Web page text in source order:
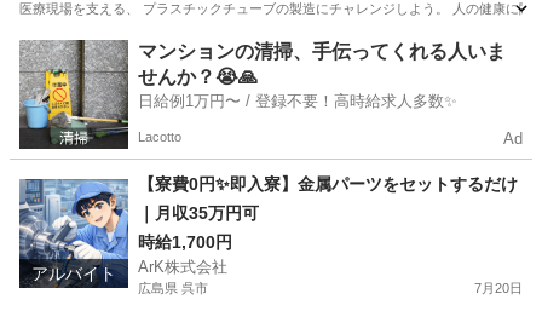
医療現場を支える、 プラスチックチューブの製造にチャレンジしよう。 人の健康に
三重 四日市市 工場
マンションの清掃、手伝ってくれる人いま
せんか？😭🙏
日給例1万円〜 / 登録不要！高時給求人多数✨
Lacotto Ad
アルバイト
【寮費0円✨即入寮】金属パーツをセットするだけ
｜月収35万円可
時給1,700円
ArK株式会社
広島県 呉市 7月20日